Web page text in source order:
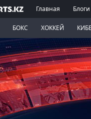
Главная Блоги
БОКС ХОККЕЙ